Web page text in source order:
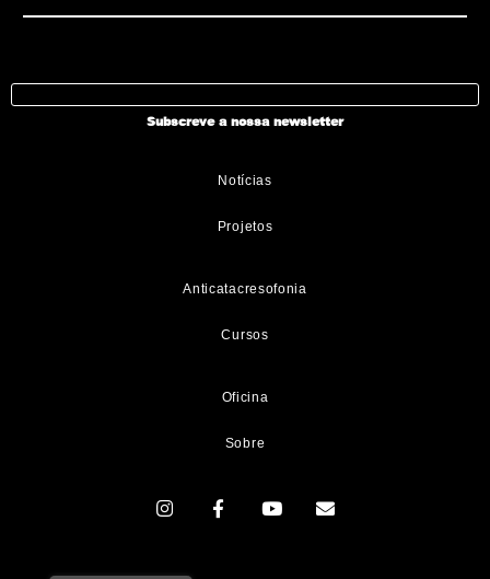
Subscreve a nossa newsletter
Notícias
Projetos
Anticatacresofonia
Cursos
Oficina
Sobre